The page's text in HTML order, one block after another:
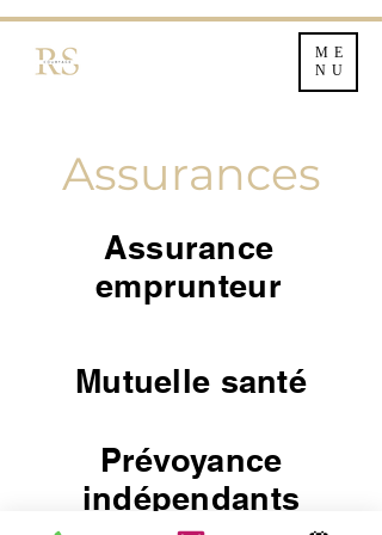
ME
NU
Assurances
Assurance
emprunteur
Mutuelle santé
Prévoyance
indépendants